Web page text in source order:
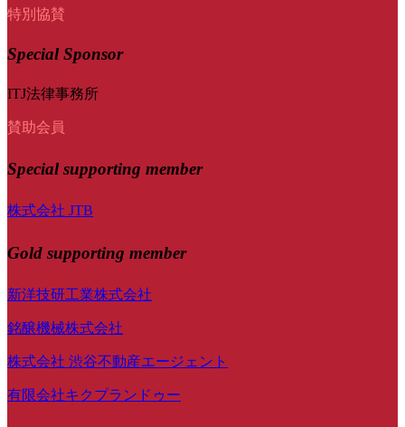
特別協賛
Special Sponsor
ITJ法律事務所
賛助会員
Specialsupporting member
株式会社 JTB
Gold supporting member
新洋技研工業株式会社
銘醸機械株式会社
株式会社 渋谷不動産エージェント
有限会社キクプランドゥー